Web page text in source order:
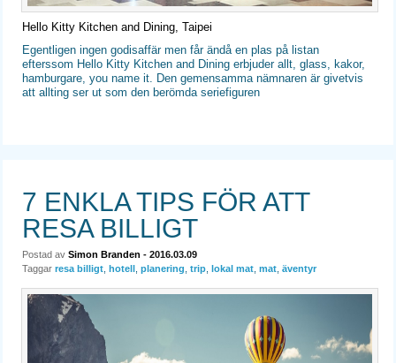
Hello Kitty Kitchen and Dining, Taipei
Egentligen ingen godisaffär men får ändå en plas på listan
efterssom Hello Kitty Kitchen and Dining erbjuder allt, glass, kakor,
hamburgare, you name it. Den gemensamma nämnaren är givetvis
att allting ser ut som den berömda seriefiguren
7 ENKLA TIPS FÖR ATT
RESA BILLIGT
Postad avSimon Branden - 2016.03.09
Taggar resa billigt ,hotell ,planering ,trip ,lokal mat ,mat ,äventyr